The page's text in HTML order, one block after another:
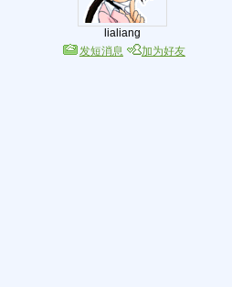
lialiang
发短消息
加为好友